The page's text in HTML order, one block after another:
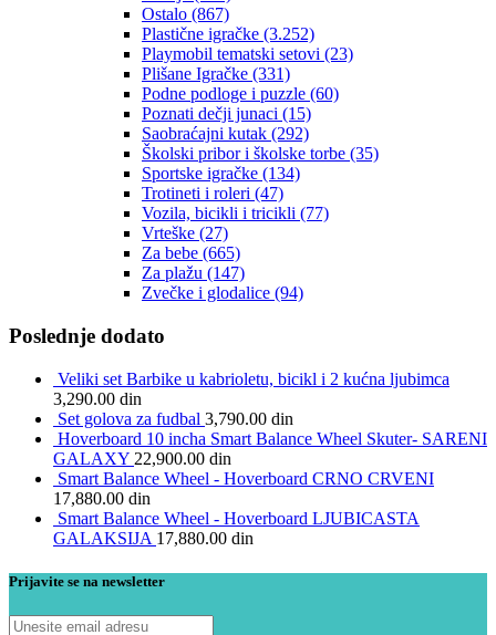
Ostalo (867)
Plastične igračke (3.252)
Playmobil tematski setovi (23)
Plišane Igračke (331)
Podne podloge i puzzle (60)
Poznati dečji junaci (15)
Saobraćajni kutak (292)
Školski pribor i školske torbe (35)
Sportske igračke (134)
Trotineti i roleri (47)
Vozila, bicikli i tricikli (77)
Vrteške (27)
Za bebe (665)
Za plažu (147)
Zvečke i glodalice (94)
Poslednje dodato
Veliki set Barbike u kabrioletu, bicikl i 2 kućna ljubimca
3,290.00 din
Set golova za fudbal 3,790.00 din
Hoverboard 10 incha Smart Balance Wheel Skuter- SARENI
GALAXY 22,900.00 din
Smart Balance Wheel - Hoverboard CRNO CRVENI
17,880.00 din
Smart Balance Wheel - Hoverboard LJUBICASTA
GALAKSIJA 17,880.00 din
Prijavite se na newsletter